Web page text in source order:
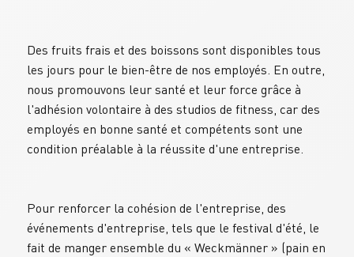
Des fruits frais et des boissons sont disponibles tous
les jours pour le bien-être de nos employés. En outre,
nous promouvons leur santé et leur force grâce à
l'adhésion volontaire à des studios de fitness, car des
employés en bonne santé et compétents sont une
condition préalable à la réussite d'une entreprise.
Pour renforcer la cohésion de l'entreprise, des
événements d'entreprise, tels que le festival d'été, le
fait de manger ensemble du « Weckmänner » (pain en